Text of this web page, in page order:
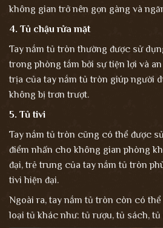
không gian trở nên gọn gàng và
4. Tủ chậu rửa mặt
Tay nắm tủ tròn thường được sử
trong phòng tắm bởi sự tiện lợi và
trịa của tay nắm tủ tròn giúp người
không bị trơn trượt.
5. Tủ tivi
Tay nắm tủ tròn cũng có thể được
điểm nhấn cho không gian phòng
đại, trẻ trung của tay nắm tủ tròn
tivi hiện đại.
Ngoài ra, tay nắm tủ tròn còn có
loại tủ khác như: tủ rượu, tủ sách, tủ